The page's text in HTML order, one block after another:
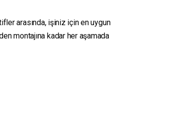
arasında, işiniz için en uygun
montajına kadar her aşamada